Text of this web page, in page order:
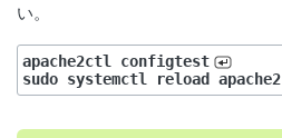
い。
apache2ctl configtest
sudo systemctl reload apache2